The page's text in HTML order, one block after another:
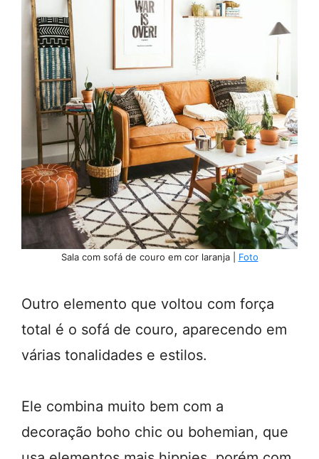
Sala com sofá de couro em cor laranja | Foto
Outro elemento que voltou com força
total é o sofá de couro, aparecendo em
várias tonalidades e estilos.
Ele combina muito bem com a
decoração boho chic ou bohemian, que